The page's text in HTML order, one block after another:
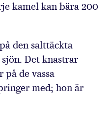
kamel kan bära 200
den salttäckta
Det knastrar
de vassa
med; hon är